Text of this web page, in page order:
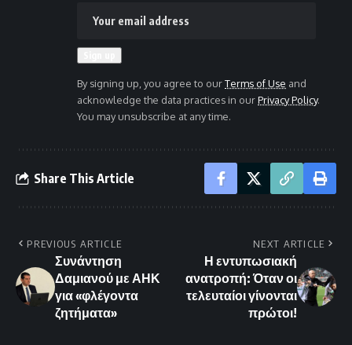
By signing up, you agree to ourTerms of Use and
acknowledge the data practices in ourPrivacy Policy.
You may unsubscribe at any time.
Share This Article
PREVIOUS ARTICLE
Συνάντηση
Δαμιανού με ΑΗΚ
για «φλέγοντα
ζητήματα»
NEXT ARTICLE
Η εντυπωσιακή
ανατροπή: Όταν οι
τελευταίοι γίνονται
πρώτοι!